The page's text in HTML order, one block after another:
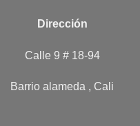
Dirección
Calle 9 # 18-94
Barrio alameda , Cali